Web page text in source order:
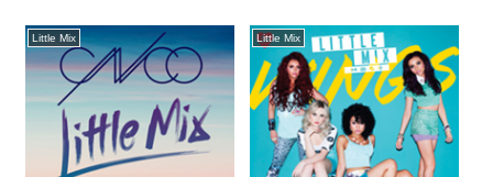
Little Mix Little Mix